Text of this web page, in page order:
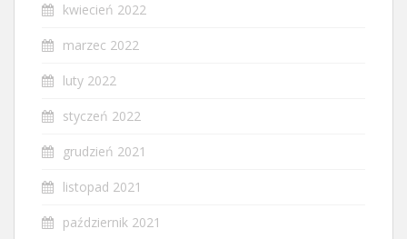
kwiecień 2022
marzec 2022
luty 2022
styczeń 2022
grudzień 2021
listopad 2021
październik 2021